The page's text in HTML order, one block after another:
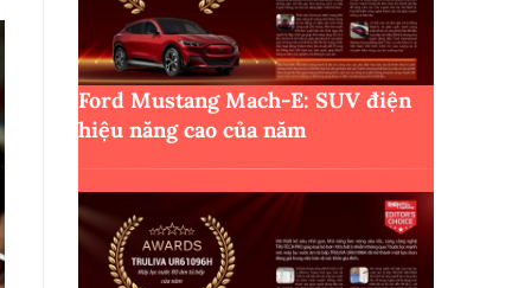
Ford Mustang Mach-E: SUV điện
hiệu năng cao của năm